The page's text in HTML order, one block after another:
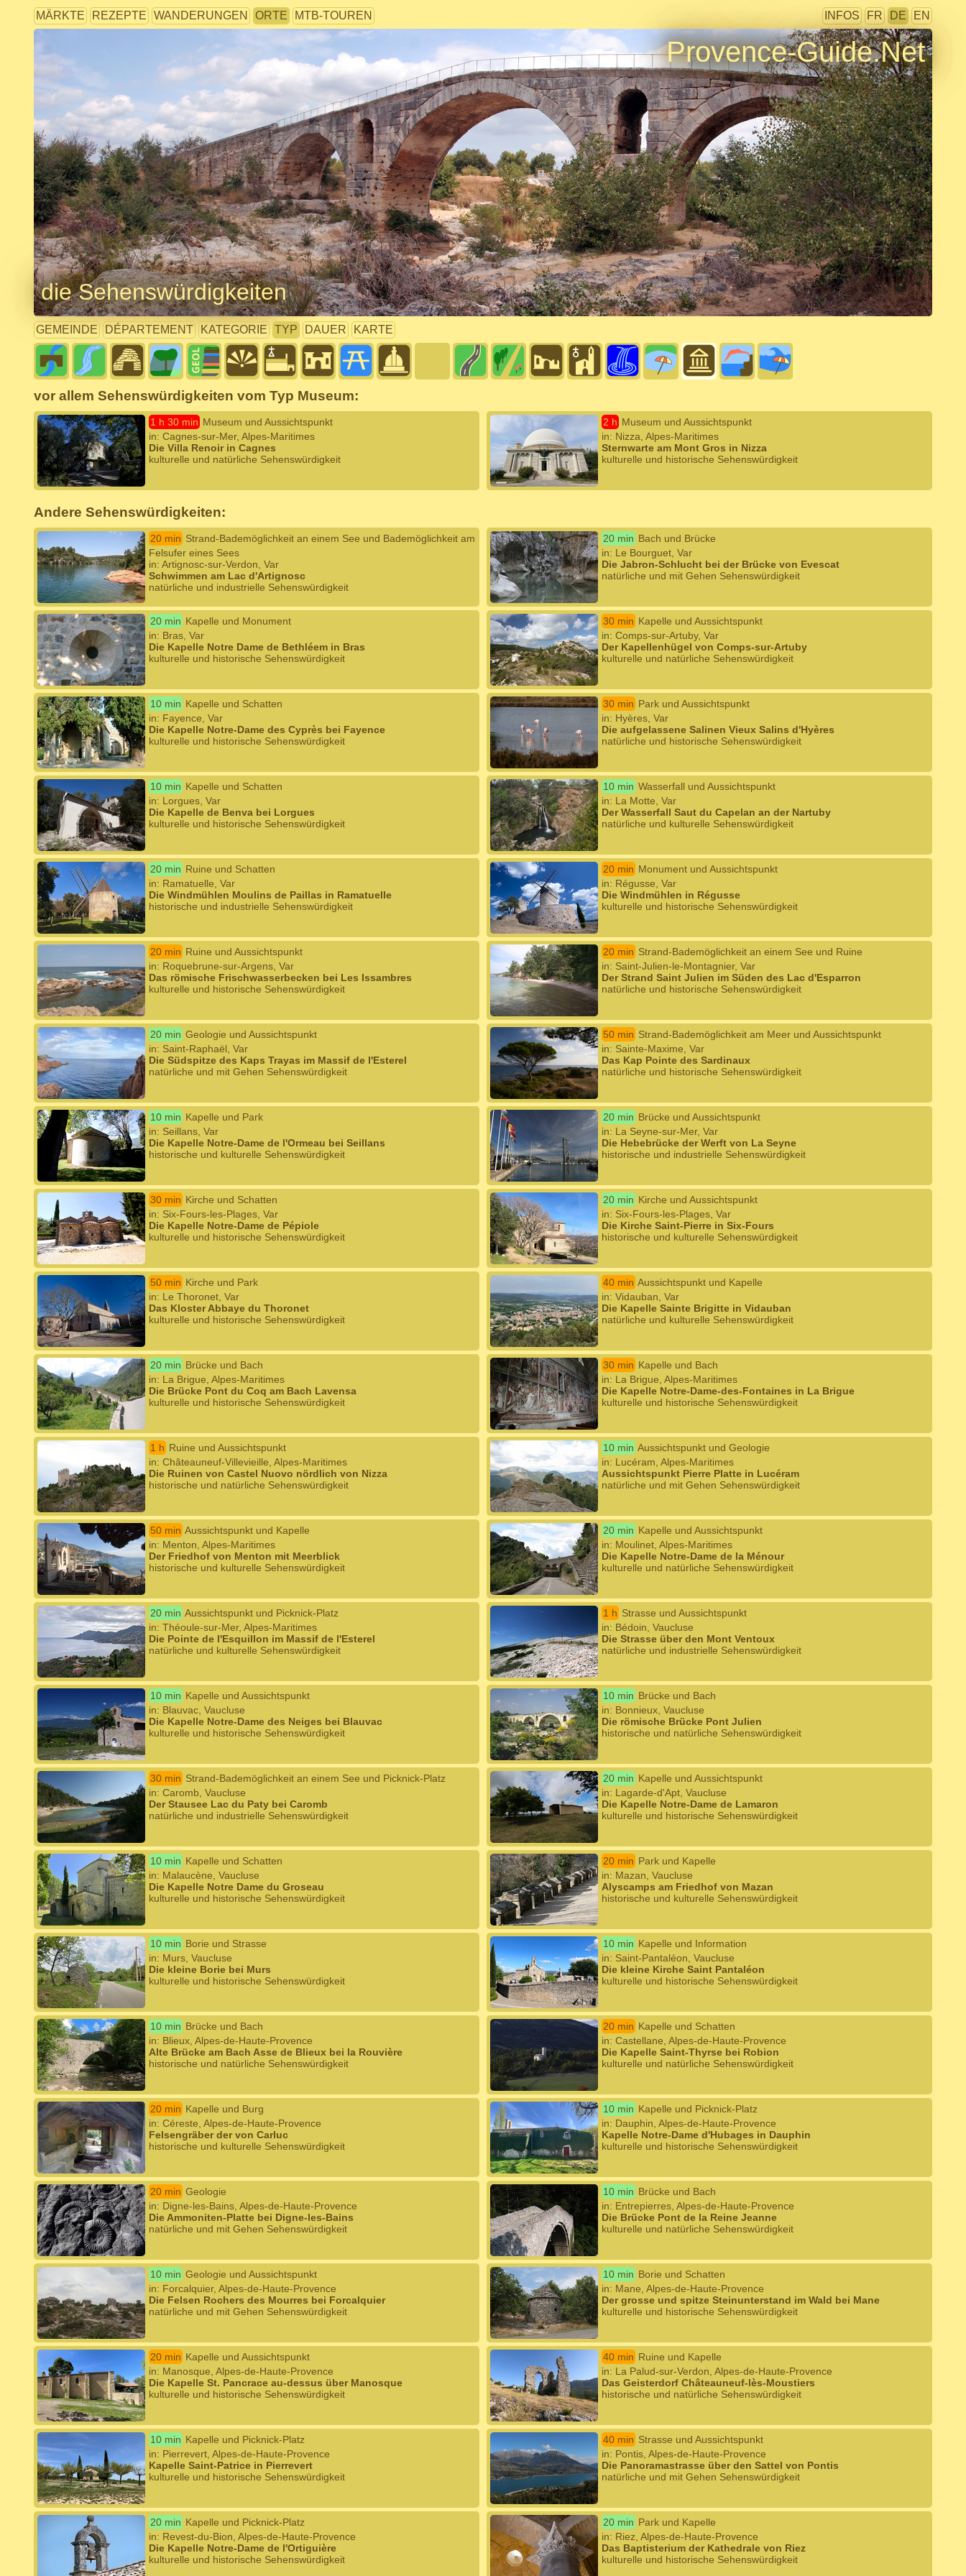
MÄRKTE REZEPTE WANDERUNGEN ORTE MTB-TOUREN INFOS FR DE EN
Provence-Guide.Net
die Sehenswürdigkeiten
GEMEINDE DÉPARTEMENT KATEGORIE TYP DAUER KARTE
vor allem Sehenswürdigkeiten vom Typ Museum:
1 h 30 min Museum und Aussichtspunkt
in: Cagnes-sur-Mer, Alpes-Maritimes
Die Villa Renoir in Cagnes
kulturelle und natürliche Sehenswürdigkeit
2 h Museum und Aussichtspunkt
in: Nizza, Alpes-Maritimes
Sternwarte am Mont Gros in Nizza
kulturelle und historische Sehenswürdigkeit
Andere Sehenswürdigkeiten:
20 min Strand-Bademöglichkeit an einem See und Bademöglichkeit am
Felsufer eines Sees
in: Artignosc-sur-Verdon, Var
Schwimmen am Lac d'Artignosc
natürliche und industrielle Sehenswürdigkeit
20 min Bach und Brücke
in: Le Bourguet, Var
Die Jabron-Schlucht bei der Brücke von Evescat
natürliche und mit Gehen Sehenswürdigkeit
20 min Kapelle und Monument
in: Bras, Var
Die Kapelle Notre Dame de Bethléem in Bras
kulturelle und historische Sehenswürdigkeit
30 min Kapelle und Aussichtspunkt
in: Comps-sur-Artuby, Var
Der Kapellenhügel von Comps-sur-Artuby
kulturelle und natürliche Sehenswürdigkeit
10 min Kapelle und Schatten
in: Fayence, Var
Die Kapelle Notre-Dame des Cyprès bei Fayence
kulturelle und historische Sehenswürdigkeit
30 min Park und Aussichtspunkt
in: Hyères, Var
Die aufgelassene Salinen Vieux Salins d'Hyères
natürliche und historische Sehenswürdigkeit
10 min Kapelle und Schatten
in: Lorgues, Var
Die Kapelle de Benva bei Lorgues
kulturelle und historische Sehenswürdigkeit
10 min Wasserfall und Aussichtspunkt
in: La Motte, Var
Der Wasserfall Saut du Capelan an der Nartuby
natürliche und kulturelle Sehenswürdigkeit
20 min Ruine und Schatten
in: Ramatuelle, Var
Die Windmühlen Moulins de Paillas in Ramatuelle
historische und industrielle Sehenswürdigkeit
20 min Monument und Aussichtspunkt
in: Régusse, Var
Die Windmühlen in Régusse
kulturelle und historische Sehenswürdigkeit
20 min Ruine und Aussichtspunkt
in: Roquebrune-sur-Argens, Var
Das römische Frischwasserbecken bei Les Issambres
kulturelle und historische Sehenswürdigkeit
20 min Strand-Bademöglichkeit an einem See und Ruine
in: Saint-Julien-le-Montagnier, Var
Der Strand Saint Julien im Süden des Lac d'Esparron
natürliche und historische Sehenswürdigkeit
20 min Geologie und Aussichtspunkt
in: Saint-Raphaël, Var
Die Südspitze des Kaps Trayas im Massif de l'Esterel
natürliche und mit Gehen Sehenswürdigkeit
50 min Strand-Bademöglichkeit am Meer und Aussichtspunkt
in: Sainte-Maxime, Var
Das Kap Pointe des Sardinaux
natürliche und historische Sehenswürdigkeit
10 min Kapelle und Park
in: Seillans, Var
Die Kapelle Notre-Dame de l'Ormeau bei Seillans
historische und kulturelle Sehenswürdigkeit
20 min Brücke und Aussichtspunkt
in: La Seyne-sur-Mer, Var
Die Hebebrücke der Werft von La Seyne
historische und industrielle Sehenswürdigkeit
30 min Kirche und Schatten
in: Six-Fours-les-Plages, Var
Die Kapelle Notre-Dame de Pépiole
kulturelle und historische Sehenswürdigkeit
20 min Kirche und Aussichtspunkt
in: Six-Fours-les-Plages, Var
Die Kirche Saint-Pierre in Six-Fours
historische und kulturelle Sehenswürdigkeit
50 min Kirche und Park
in: Le Thoronet, Var
Das Kloster Abbaye du Thoronet
kulturelle und historische Sehenswürdigkeit
40 min Aussichtspunkt und Kapelle
in: Vidauban, Var
Die Kapelle Sainte Brigitte in Vidauban
natürliche und kulturelle Sehenswürdigkeit
20 min Brücke und Bach
in: La Brigue, Alpes-Maritimes
Die Brücke Pont du Coq am Bach Lavensa
kulturelle und historische Sehenswürdigkeit
30 min Kapelle und Bach
in: La Brigue, Alpes-Maritimes
Die Kapelle Notre-Dame-des-Fontaines in La Brigue
kulturelle und historische Sehenswürdigkeit
1 h Ruine und Aussichtspunkt
in: Châteauneuf-Villevieille, Alpes-Maritimes
Die Ruinen von Castel Nuovo nördlich von Nizza
historische und natürliche Sehenswürdigkeit
10 min Aussichtspunkt und Geologie
in: Lucéram, Alpes-Maritimes
Aussichtspunkt Pierre Platte in Lucéram
natürliche und mit Gehen Sehenswürdigkeit
50 min Aussichtspunkt und Kapelle
in: Menton, Alpes-Maritimes
Der Friedhof von Menton mit Meerblick
historische und kulturelle Sehenswürdigkeit
20 min Kapelle und Aussichtspunkt
in: Moulinet, Alpes-Maritimes
Die Kapelle Notre-Dame de la Ménour
kulturelle und natürliche Sehenswürdigkeit
20 min Aussichtspunkt und Picknick-Platz
in: Théoule-sur-Mer, Alpes-Maritimes
Die Pointe de l'Esquillon im Massif de l'Esterel
natürliche und kulturelle Sehenswürdigkeit
1 h Strasse und Aussichtspunkt
in: Bédoin, Vaucluse
Die Strasse über den Mont Ventoux
natürliche und industrielle Sehenswürdigkeit
10 min Kapelle und Aussichtspunkt
in: Blauvac, Vaucluse
Die Kapelle Notre-Dame des Neiges bei Blauvac
kulturelle und historische Sehenswürdigkeit
10 min Brücke und Bach
in: Bonnieux, Vaucluse
Die römische Brücke Pont Julien
historische und natürliche Sehenswürdigkeit
30 min Strand-Bademöglichkeit an einem See und Picknick-Platz
in: Caromb, Vaucluse
Der Stausee Lac du Paty bei Caromb
natürliche und industrielle Sehenswürdigkeit
20 min Kapelle und Aussichtspunkt
in: Lagarde-d'Apt, Vaucluse
Die Kapelle Notre-Dame de Lamaron
kulturelle und historische Sehenswürdigkeit
10 min Kapelle und Schatten
in: Malaucène, Vaucluse
Die Kapelle Notre Dame du Groseau
kulturelle und historische Sehenswürdigkeit
20 min Park und Kapelle
in: Mazan, Vaucluse
Alyscamps am Friedhof von Mazan
historische und kulturelle Sehenswürdigkeit
10 min Borie und Strasse
in: Murs, Vaucluse
Die kleine Borie bei Murs
kulturelle und historische Sehenswürdigkeit
10 min Kapelle und Information
in: Saint-Pantaléon, Vaucluse
Die kleine Kirche Saint Pantaléon
kulturelle und historische Sehenswürdigkeit
10 min Brücke und Bach
in: Blieux, Alpes-de-Haute-Provence
Alte Brücke am Bach Asse de Blieux bei la Rouvière
historische und natürliche Sehenswürdigkeit
20 min Kapelle und Schatten
in: Castellane, Alpes-de-Haute-Provence
Die Kapelle Saint-Thyrse bei Robion
kulturelle und natürliche Sehenswürdigkeit
20 min Kapelle und Burg
in: Céreste, Alpes-de-Haute-Provence
Felsengräber der von Carluc
historische und kulturelle Sehenswürdigkeit
10 min Kapelle und Picknick-Platz
in: Dauphin, Alpes-de-Haute-Provence
Kapelle Notre-Dame d'Hubages in Dauphin
kulturelle und historische Sehenswürdigkeit
20 min Geologie
in: Digne-les-Bains, Alpes-de-Haute-Provence
Die Ammoniten-Platte bei Digne-les-Bains
natürliche und mit Gehen Sehenswürdigkeit
10 min Brücke und Bach
in: Entrepierres, Alpes-de-Haute-Provence
Die Brücke Pont de la Reine Jeanne
kulturelle und natürliche Sehenswürdigkeit
10 min Geologie und Aussichtspunkt
in: Forcalquier, Alpes-de-Haute-Provence
Die Felsen Rochers des Mourres bei Forcalquier
natürliche und mit Gehen Sehenswürdigkeit
10 min Borie und Schatten
in: Mane, Alpes-de-Haute-Provence
Der grosse und spitze Steinunterstand im Wald bei Mane
kulturelle und historische Sehenswürdigkeit
20 min Kapelle und Aussichtspunkt
in: Manosque, Alpes-de-Haute-Provence
Die Kapelle St. Pancrace au-dessus über Manosque
kulturelle und historische Sehenswürdigkeit
40 min Ruine und Kapelle
in: La Palud-sur-Verdon, Alpes-de-Haute-Provence
Das Geisterdorf Châteauneuf-lès-Moustiers
historische und natürliche Sehenswürdigkeit
10 min Kapelle und Picknick-Platz
in: Pierrevert, Alpes-de-Haute-Provence
Kapelle Saint-Patrice in Pierrevert
kulturelle und historische Sehenswürdigkeit
40 min Strasse und Aussichtspunkt
in: Pontis, Alpes-de-Haute-Provence
Die Panoramastrasse über den Sattel von Pontis
natürliche und mit Gehen Sehenswürdigkeit
20 min Kapelle und Picknick-Platz
in: Revest-du-Bion, Alpes-de-Haute-Provence
Die Kapelle Notre-Dame de l'Ortiguière
kulturelle und historische Sehenswürdigkeit
20 min Park und Kapelle
in: Riez, Alpes-de-Haute-Provence
Das Baptisterium der Kathedrale von Riez
kulturelle und historische Sehenswürdigkeit